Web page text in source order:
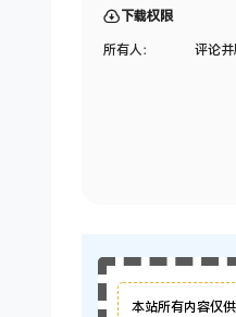
下载权限
所有人： 评论
本站所有内容仅